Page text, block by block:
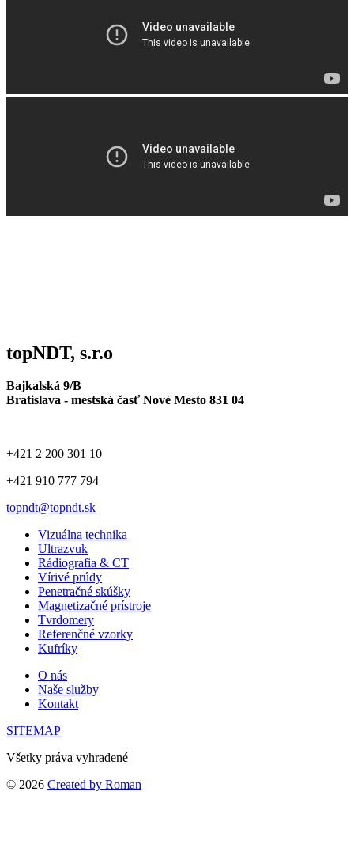
topNDT, s.r.o
Bajkalská 9/B
Bratislava - mestská časť Nové Mesto 831 04
+421 2 200 301 10
+421 910 777 794
topndt@topndt.sk
Vizuálna technika
Ultrazvuk
Rádiografia & CT
Vírivé prúdy
Penetračné skúšky
Magnetizačné prístroje
Tvrdomery
Referenčné vzorky
Kufríky
O nás
Naše služby
Kontakt
SITEMAP
Všetky práva vyhradené
© 2026 Created by Roman